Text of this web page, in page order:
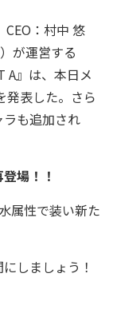
：村中 悠
）が運営する
A』は、本日メ
発表した。さら
も追加され
場！！
属性で装い新た
しましょう！